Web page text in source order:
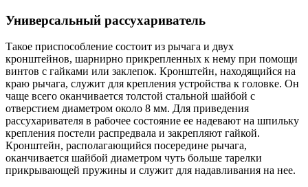
Универсальный рассухариватель
Такое приспособление состоит из рычага и двух
кронштейнов, шарнирно прикрепленных к нему при помощи
винтов с гайками или заклепок. Кронштейн, находящийся на
краю рычага, служит для крепления устройства к головке. Он
чаще всего оканчивается толстой стальной шайбой с
отверстием диаметром около 8 мм. Для приведения
рассухаривателя в рабочее состояние ее надевают на шпильку
крепления постели распредвала и закрепляют гайкой.
Кронштейн, располагающийся посередине рычага,
оканчивается шайбой диаметром чуть больше тарелки
прикрывающей пружины и служит для надавливания на нее.